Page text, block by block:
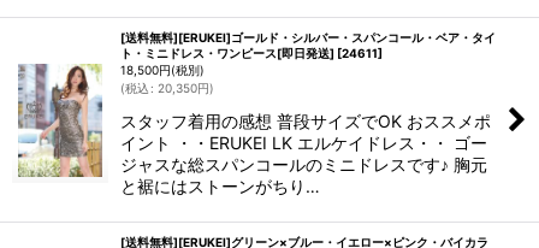
[送料無料][ERUKEI]ゴールド・シルバー・スパンコール・ベア・タイ
ト・ミニドレス・ワンピース[即日発送] [24611]
18,500円(税別)
(税込: 20,350円)
スタッフ着用の感想 普段サイズでOK おススメポ
イント ・・ERUKEI LK エルケイドレス・・ ゴー
ジャスな総スパンコールのミニドレスです♪ 胸元
と裾にはストーンがちり…
[送料無料][ERUKEI]グリーン×ブルー・イエロー×ピンク・バイカラ